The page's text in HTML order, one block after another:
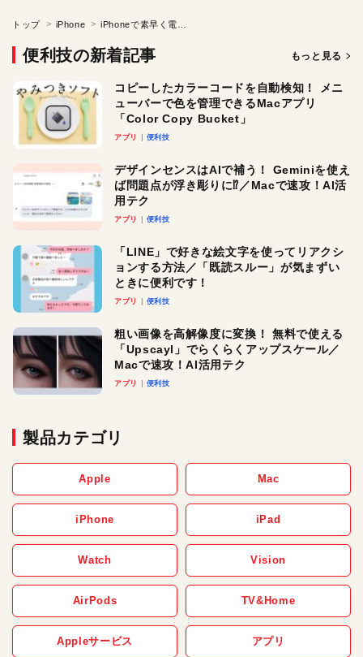
トップ iPhone
便利技の新着記事 もっと見る
コピーしたカラーコードを自動検知！ メニ
ューバーで色を管理できるMacアプリ
「Color Copy Bucket」
アプリ 便利技
デザインセンスはAIで補う！ Geminiを使え
ば問題点が浮き彫りに⁉︎／Macで速攻！AI活
用テク
アプリ 便利技
「LINE」で好きな絵文字を使ってリアクシ
ョンする方法／「既読スルー」が気まずい
ときに便利です！
アプリ 便利技
粗い画像を高解像度に変換！ 無料で使える
「Upscayl」でらくらくアップスケール／
Macで速攻！AI活用テク
アプリ 便利技
製品カテゴリ
Apple Mac
iPhone iPad
Watch Vision
AirPods TV&Home
Appleサービス アプリ